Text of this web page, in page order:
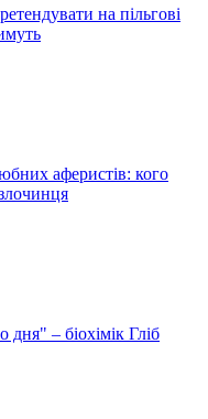
на пільгові
аферистів: кого
– біохімік Гліб